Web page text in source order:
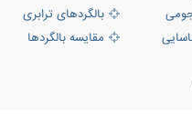
بالگردهای ترابری
مقایسه بالگردها